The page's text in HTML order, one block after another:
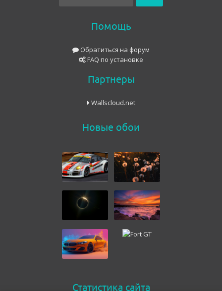
Помощь
Обратиться на форум
FAQ по установке
Партнеры
Wallscloud.net
Новые обои
Статистика сайта